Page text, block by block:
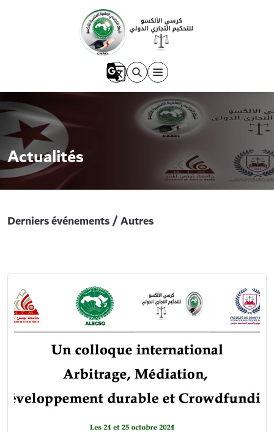
Actualités
Derniers événements / Autres